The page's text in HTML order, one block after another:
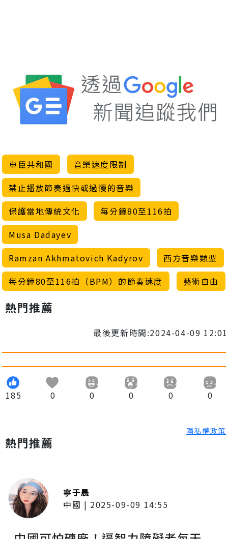
車臣共和國
音樂速度限制
禁止播放節奏過快或過慢的音樂
保護當地傳統文化
每分鐘80至116拍
Musa Dadayev
Ramzan Akhmatovich Kadyrov
西方音樂類型
每分鐘80至116拍（BPM）的節奏速度
藝術自由
熱門推薦
最後更新時間:2024-04-09 12:01
185 0 0 0 0 0
隱私權政策
熱門推薦
寧于晨
中國 | 2025-09-09 14:55